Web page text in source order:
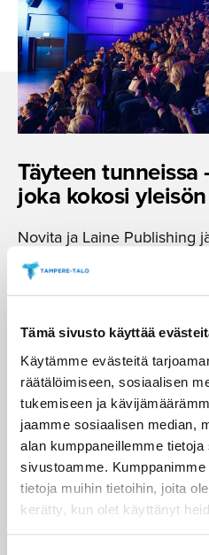
Tämä sivusto käyttää
Käytämme evästeitä
räätälöimiseen, sosiaalisen
tukemiseen ja
jaamme sosiaalisen median,
alan kumppaneillemme
sivustoamme.
tietoja muihin tietoihin, joita
kerätty, kun olet käyttänyt
Täyteen tunneissa
joka kokosi
Novita ja Laine Publishing
premium-langan
Talo Events toimi
200 osallistujaa,
täyttyi tunneissa
Suunnittelu, tuotanto,
ravintolapalvelut yhdeltä
Asiakas pystyi
“Oli valtava